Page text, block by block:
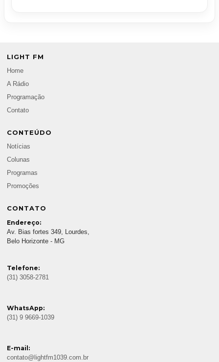
LIGHT FM
Home
A Rádio
Programação
Contato
CONTEÚDO
Notícias
Colunas
Programas
Promoções
CONTATO
Endereço:
Av. Bias fortes 349, Lourdes,
Belo Horizonte - MG
Telefone:
(31) 3058-2781
WhatsApp:
(31) 9 9669-1039
E-mail:
contato@lightfm1039.com.br